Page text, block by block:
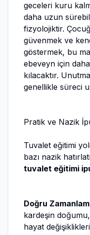
geceleri kuru
daha uzun
fizyolojiktir.
güvenmek ve
göstermek, bu
ebeveyn için
kılacaktır.
genellikle süreci
Pratik ve Nazik
Tuvalet eğitimi
bazı nazik
tuvalet eğitimi
Doğru
kardeşin
hayat